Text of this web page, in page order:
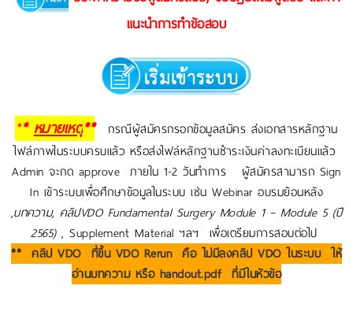
แนะนำการทำข้อสอบ
**หมายเหตุ**
กรณีผู้สมัครกรอกข้อมูลสมัคร ส่งเอกสารหลักฐาน
ไฟล์ภาพในระบบครบแล้ว หรือส่งไฟล์หลักฐานชำระเงินค่าลงทะเบียนแล้ว
Admin จะกด approve ภายใน 1-2 วันทำการ ผู้สมัครสามารถ Sign
In เข้าระบบเพื่อศึกษาข้อมูลในระบบ เช่น Webinar อบรมย้อนหลัง
,บทความ, คลิปVDO Fundamental Surgery Module 1 – Module 5 (ปี
2565), Supplement Material ฯลฯ เพื่อเตรียมการสอบต่อไป
** คลิป VDO ที่ขึ้น VDO Rerun คือ ไม่มีลงคลิป VDO ในระบบ ให้
อ่านบทความ หรือ handout.pdf ที่มีในหัวข้อ